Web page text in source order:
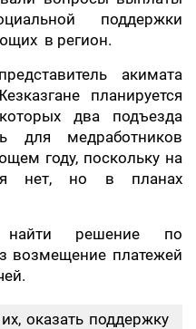
поддержки
в регион.
акимата
планируется
два подъезда
для медработников
году, поскольку на
нет, но в планах
найти решение по
возмещение платежей
оказать поддержку